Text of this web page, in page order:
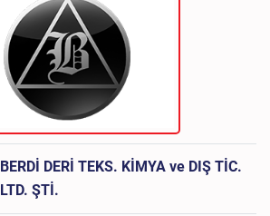
BERDİ DERİ TEKS. KİMYA ve DIŞ TİC.
LTD. ŞTİ.